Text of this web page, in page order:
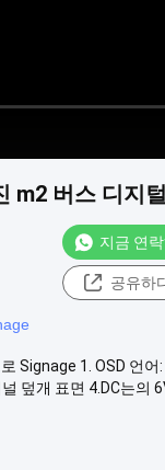
m2 버스 디지
지금 연
공유하
1. OSD 언어:
덮개 표면 4.DC는의